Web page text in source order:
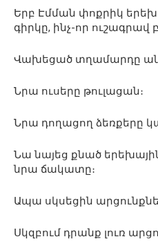
Երբ Էմման փոքրիկ
գիրկը, ինչ-որ ուշագրավ
Վախեցած տղամարդը
Նրա ուսերը թուլացան։
Նրա դողացող ձեռքերը
Նա նայեց քնած
նրա ճակատը։
Ապա սկսեցին
Սկզբում դրանք լուռ